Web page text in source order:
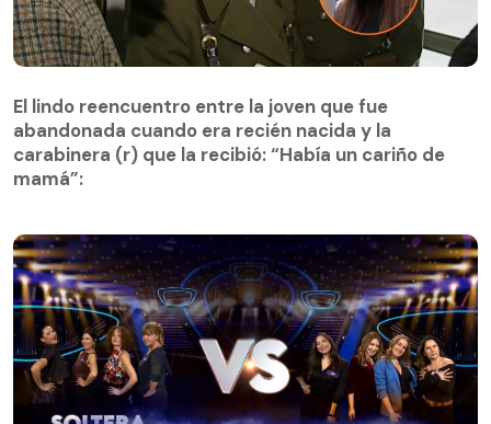
abandonada cuando era recién nacida y la
carabinera (r) que la recibió: “Había un cariño de
mamá”:
El lindo reencuentro entre la joven que fue
abandonada cuando era recién nacida y la
carabinera (r) que la recibió: “Había un cariño de
mamá”: